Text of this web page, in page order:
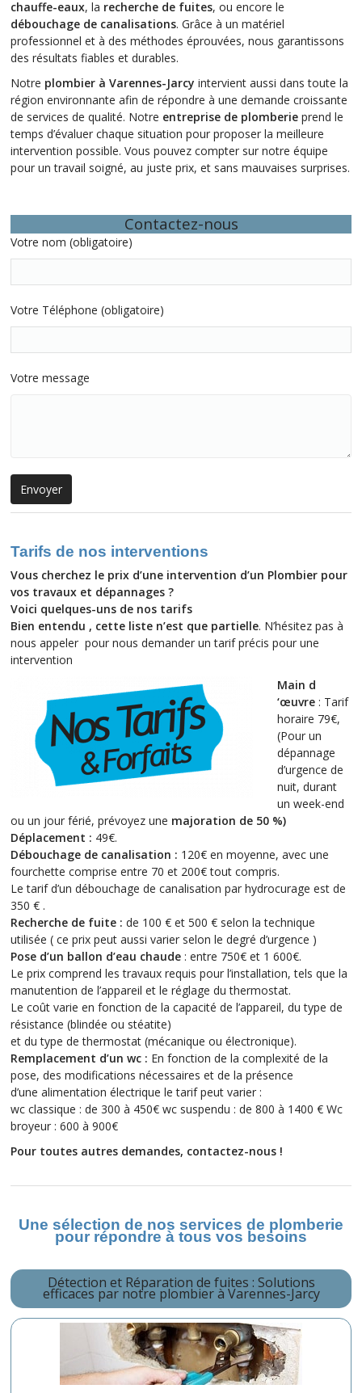
chauffe-eaux, la recherche de fuites, ou encore le
débouchage de canalisations. Grâce à un matériel
professionnel et à des méthodes éprouvées, nous garantissons
des résultats fiables et durables.
Notre plombier à Varennes-Jarcy intervient aussi dans toute la
région environnante afin de répondre à une demande croissante
de services de qualité. Notre entreprise de plomberie prend le
temps d’évaluer chaque situation pour proposer la meilleure
intervention possible. Vous pouvez compter sur notre équipe
pour un travail soigné, au juste prix, et sans mauvaises surprises.
Contactez-nous
Votre nom (obligatoire)
Votre Téléphone (obligatoire)
Votre message
Tarifs de nos interventions
Vous cherchez le prix d’une intervention d’un Plombier pour
vos travaux et dépannages ?
Voici quelques-uns de nos tarifs
Bien entendu , cette liste n’est que partielle. N’hésitez pas à
nous appeler pour nous demander un tarif précis pour une
intervention
Main d
‘œuvre : Tarif
horaire 79€,
(Pour un
dépannage
d’urgence de
nuit, durant
un week-end
ou un jour férié, prévoyez une majoration de 50 %)
Déplacement : 49€.
Débouchage de canalisation : 120€ en moyenne, avec une
fourchette comprise entre 70 et 200€ tout compris.
Le tarif d’un débouchage de canalisation par hydrocurage est de
350 € .
Recherche de fuite : de 100 € et 500 € selon la technique
utilisée ( ce prix peut aussi varier selon le degré d’urgence )
Pose d’un ballon d’eau chaude : entre 750€ et 1 600€.
Le prix comprend les travaux requis pour l’installation, tels que la
manutention de l’appareil et le réglage du thermostat.
Le coût varie en fonction de la capacité de l’appareil, du type de
résistance (blindée ou stéatite)
et du type de thermostat (mécanique ou électronique).
Remplacement d’un wc : En fonction de la complexité de la
pose, des modifications nécessaires et de la présence
d’une alimentation électrique le tarif peut varier :
wc classique : de 300 à 450€ wc suspendu : de 800 à 1400 € Wc
broyeur : 600 à 900€
Pour toutes autres demandes, contactez-nous !
Une sélection de nos services de plomberie
pour répondre à tous vos besoins
Détection et Réparation de fuites : Solutions
efficaces par notre plombier à Varennes-Jarcy